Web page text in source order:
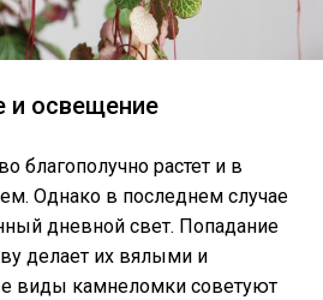
и освещение
благополучно растет и в
Однако в последнем случае
дневной свет. Попадание
делает их вялыми и
виды камнеломки советуют